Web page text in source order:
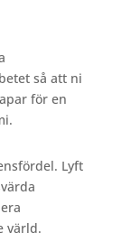
så att ni
för en
Lyft
värld.